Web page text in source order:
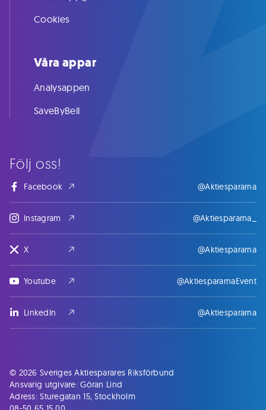
Följ oss!
Facebook @Aktiespararna
Instagram @Aktiespararna_
X @Aktiespararna
Youtube @AktiespararnaEvent
LinkedIn @Aktiespararna
Cookies
Våra appar
Analysappen
SaveByBell
© 2026 Sveriges Aktiesparares Riksförbund
Ansvarig utgivare: Göran Lind
Adress: Sturegatan 15, Stockholm